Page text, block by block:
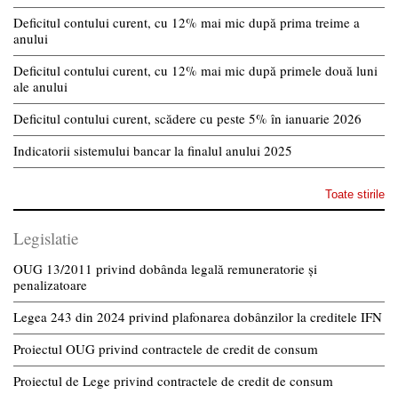
Deficitul contului curent, cu 12% mai mic după prima treime a
anului
Deficitul contului curent, cu 12% mai mic după primele două luni
ale anului
Deficitul contului curent, scădere cu peste 5% în ianuarie 2026
Indicatorii sistemului bancar la finalul anului 2025
Toate stirile
Legislatie
OUG 13/2011 privind dobânda legală remuneratorie și
penalizatoare
Legea 243 din 2024 privind plafonarea dobânzilor la creditele IFN
Proiectul OUG privind contractele de credit de consum
Proiectul de Lege privind contractele de credit de consum